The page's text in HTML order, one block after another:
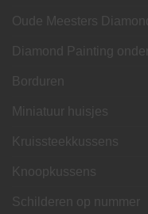
Oude Meesters
Diamond Painting
Borduren
Miniatuur huisjes
Kruissteekkussens
Knoopkussens
Schilderen op nummer